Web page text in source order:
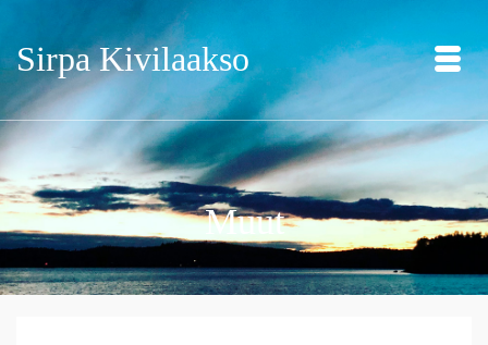
Sirpa Kivilaakso
Muut